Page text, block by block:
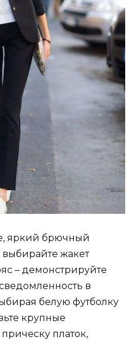
яркий брючный
жакет
– демонстрируйте
в
белую футболку
крупные
платок,